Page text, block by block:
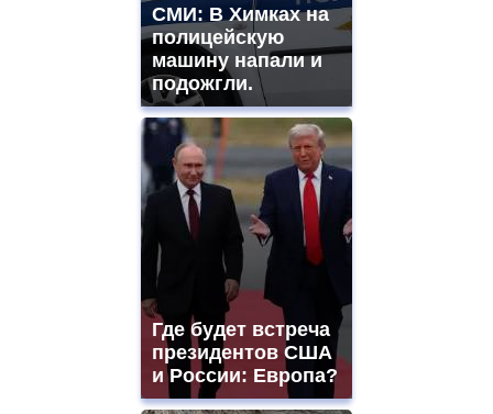
СМИ: В Химках на
полицейскую
машину напали и
подожгли.
Где будет встреча
президентов США
и России: Европа?